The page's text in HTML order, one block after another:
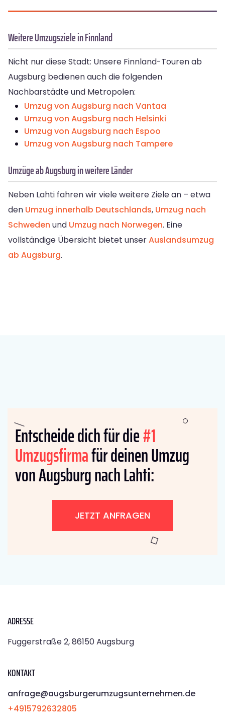
Weitere Umzugsziele in Finnland
Nicht nur diese Stadt: Unsere Finnland-Touren ab
Augsburg bedienen auch die folgenden
Nachbarstädte und Metropolen:
Umzug von Augsburg nach Vantaa
Umzug von Augsburg nach Helsinki
Umzug von Augsburg nach Espoo
Umzug von Augsburg nach Tampere
Umzüge ab Augsburg in weitere Länder
Neben Lahti fahren wir viele weitere Ziele an – etwa
den Umzug innerhalb Deutschlands, Umzug nach
Schweden und Umzug nach Norwegen. Eine
vollständige Übersicht bietet unserAuslandsumzug
ab Augsburg.
Entscheide dich für die#1
Umzugsfirmafür deinen Umzug
von Augsburg nach Lahti:
JETZT ANFRAGEN
ADRESSE
Fuggerstraße 2, 86150 Augsburg
KONTAKT
anfrage@augsburgerumzugsunternehmen.de
+4915792632805